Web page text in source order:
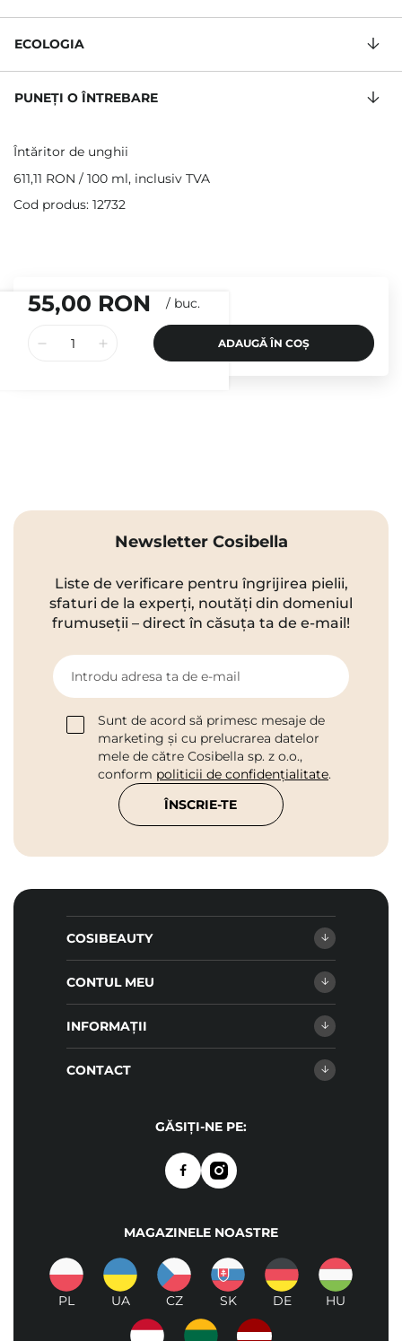
55,00 RON / buc.
ADAUGĂ ÎN COȘ
ECOLOGIA
PUNEȚI O ÎNTREBARE
Întăritor de unghii
611,11 RON / 100 ml, inclusiv TVA
Cod produs: 12732
Newsletter Cosibella
Liste de verificare pentru îngrijirea pielii,
sfaturi de la experți, noutăți din domeniul
frumuseții – direct în căsuța ta de e-mail!
Introdu adresa ta de e-mail
Sunt de acord să primesc mesaje de
marketing și cu prelucrarea datelor
mele de către Cosibella sp. z o.o.,
conform politicii de confidențialitate.
ÎNSCRIE-TE
COSIBEAUTY
CONTUL MEU
INFORMAȚII
CONTACT
GĂSIȚI-NE PE:
MAGAZINELE NOASTRE
PL UA CZ SK DE HU